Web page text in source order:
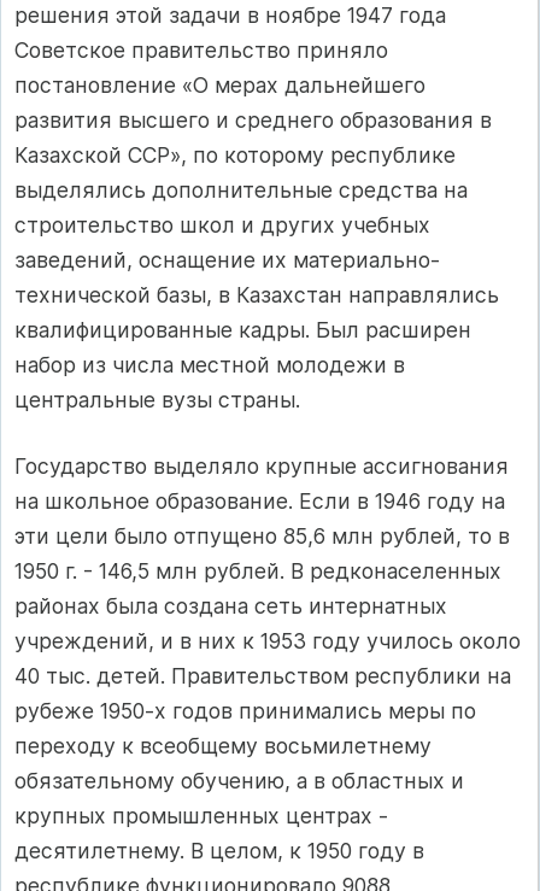
решения этой задачи в ноябре 1947 года
Советское правительство приняло
постановление «О мерах дальнейшего
развития высшего и среднего образования в
Казахской ССР», по которому республике
выделялись дополнительные средства на
строительство школ и других учебных
заведений, оснащение их материально-
технической базы, в Казахстан направлялись
квалифицированные кадры. Был расширен
набор из числа местной молодежи в
центральные вузы страны.
Государство выделяло крупные ассигнования
на школьное образование. Если в 1946 году на
эти цели было отпущено 85,6 млн рублей, то в
1950 г. - 146,5 млн рублей. В редконаселенных
районах была создана сеть интернатных
учреждений, и в них к 1953 году училось около
40 тыс. детей. Правительством республики на
рубеже 1950-х годов принимались меры по
переходу к всеобщему восьмилетнему
обязательному обучению, а в областных и
крупных промышленных центрах -
десятилетнему. В целом, к 1950 году в
республике функционировало 9088